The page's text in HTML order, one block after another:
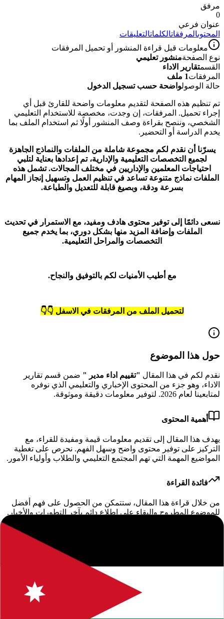
مرفق
0
عنوان فرعي
المحتوىالمرفقاتالكلماتالتعليقات
معلومات قبل قراءة المنشور أو تحميل المرفقات
نوع الصفحةمنشور تعليمي
القسمتقارير الاداء
المرفقات1 ملف
حالة الوصولواضحة حسب تسجيل الدخول
تم تنظيم هذه الصفحة لتقديم معلومات واضحة للقارئ قبل أي
إجراء تحميل. المرفقات، إن وجدت، مخصصة للاستخدام التعليمي
الشخصي، وننصح بقراءة وصف المنشور أولًا ثم استخدام الملف بما
يخدم الدراسة أو التحضير.
يسرّنا أن نقدم لكم مجموعة شاملة من الملفات والنماذج الجاهزة
لجميع التخصصات التعليمية والإدارية، تم إعدادها بعناية لتلبي
احتياجات المعلمين والإداريين في مختلف المجالات. تشمل هذه
الملفات نماذج متنوعة تساعد في تنظيم العمل وتسهيل إنجاز المهام
بسرعة ودقة، وبصيغ قابلة للتعديل والطباعة.
نسعى دائمًا إلى توفير محتوى هادف ومفيد، مع الاستمرار في تحديث
الملفات وإضافة المزيد منها بشكل دوري، بما يخدم جميع
التخصصات والمراحل التعليمية.
مع أطيب الأمنيات لكم بالتوفيق والنجاح.
لتحميل الملف من المرفقات في الاسفل 👇👇
حول هذا الموضوع
نقدم لكم في هذا المقال "تقييم اداء مدير " ضمن قسم تقارير
الاداء، وهو جزء من المحتوى الإخباري والتعليمي الذي نوفره
لمتابعينا لعام 2026
. لتوفير معلومات دقيقة وموثوقة.
أهمية المحتوى
يهدف هذا المقال إلى تقديم معلومات قيمة ومفيدة للقراء، مع
التركيز على توفير محتوى واضح وسهل الفهم. نحرص على تغطية
المواضيع المهمة التي تهم المجتمع التعليمي والطلاب وأولياء الأمور.
فائدة القراءة
من خلال قراءة هذا المقال، ستتمكن من الحصول على فهم أفضل
للموضوع المطروح والبقاء على اطلاع دائم بآخر التطورات والأخبار.
نحن ملتزمون بتقديم محتوى عالي الجودة يلبي احتياجات قرائنا.
يمكنكم تصفح المزيد من المقالات المشابهة في الموقع أو استخدام
خاصية البحث للوصول إلى مواضيع محددة. نشجعكم على ترك
تعليقاتكم وآرائكم لمساعدتنا في تحسين المحتوى المقدم.
إخلاء مسؤولية: المعلومات الواردة في هذا المقال هي لأغراض
إعلامية فقط. نوصي دائماً بالتحقق من المصادر الرسمية والموثوقة.
إذا كان لديك أي استفسار أو ملاحظة، لا تتردد في التواصل معنا.